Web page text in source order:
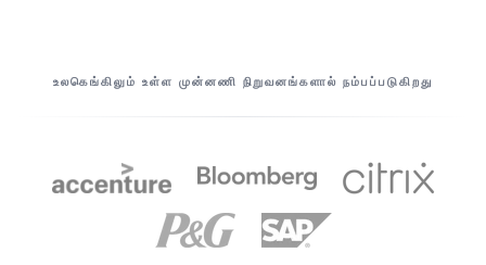
எங்கள் பங்காளிகள்
உலகெங்கிலும் உள்ள முன்னணி நிறுவனங்களால் நம்பப்படுகிறது